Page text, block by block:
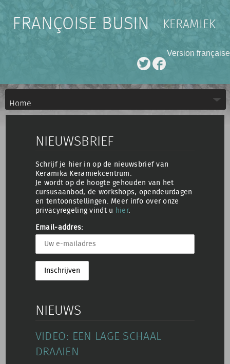
FRANÇOISE BUSIN KERAMIEK
Version française
NIEUWSBRIEF
Schrijf je hier in op de nieuwsbrief van
Keramika Keramiekcentrum.
Je wordt op de hoogte gehouden van het
cursusaanbod, de workshops, opendeurdagen
en tentoonstellingen. Meer info over onze
privacyregeling vindt u hier.
Email-addres:
NIEUWS
VIDEO: EEN LAGE SCHAAL
DRAAIEN